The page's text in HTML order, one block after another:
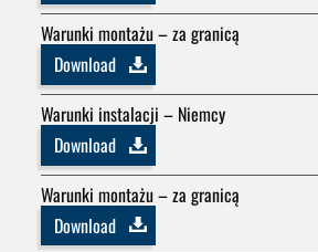
Warunki montażu – za granicą
Download
Warunki instalacji – Niemcy
Download
Warunki montażu – za granicą
Download